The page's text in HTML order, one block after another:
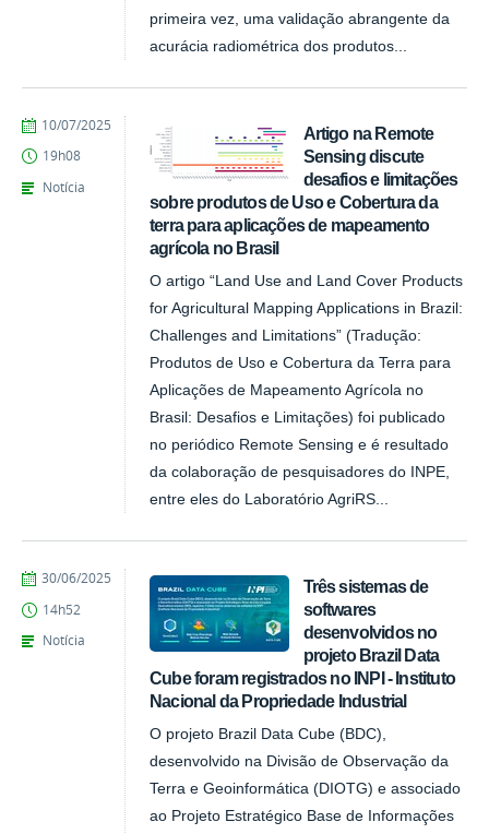
primeira vez, uma validação abrangente da
acurácia radiométrica dos produtos...
Artigo na Remote
Sensing discute
desafios e limitações
sobre produtos de Uso e Cobertura da
terra para aplicações de mapeamento
agrícola no Brasil
O artigo “Land Use and Land Cover Products
for Agricultural Mapping Applications in Brazil:
Challenges and Limitations” (Tradução:
Produtos de Uso e Cobertura da Terra para
Aplicações de Mapeamento Agrícola no
Brasil: Desafios e Limitações) foi publicado
no periódico Remote Sensing e é resultado
da colaboração de pesquisadores do INPE,
entre eles do Laboratório AgriRS...
publicado
10/07/2025
19h08
Notícia
Três sistemas de
softwares
desenvolvidos no
projeto Brazil Data
Cube foram registrados no INPI - Instituto
Nacional da Propriedade Industrial
O projeto Brazil Data Cube (BDC),
desenvolvido na Divisão de Observação da
Terra e Geoinformática (DIOTG) e associado
ao Projeto Estratégico Base de Informações
publicado
30/06/2025
14h52
Notícia